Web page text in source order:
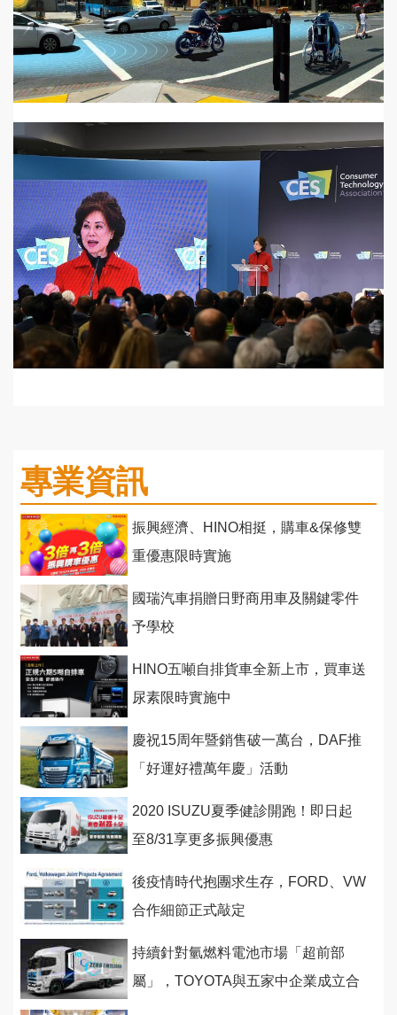
專業資訊
振興經濟、HINO相挺，購車&保修雙
重優惠限時實施
國瑞汽車捐贈日野商用車及關鍵零件
予學校
HINO五噸自排貨車全新上市，買車送
尿素限時實施中
慶祝15周年暨銷售破一萬台，DAF推
「好運好禮萬年慶」活動
2020 ISUZU夏季健診開跑！即日起
至8/31享更多振興優惠
後疫情時代抱團求生存，FORD、VW
合作細節正式敲定
持續針對氫燃料電池市場「超前部
屬」，TOYOTA與五家中企業成立合